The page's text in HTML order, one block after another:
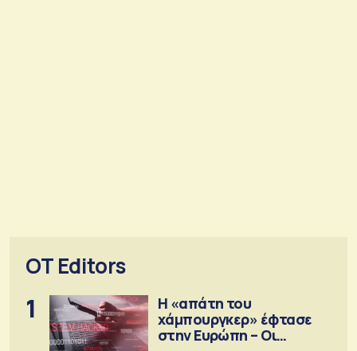
OT Editors
1
Η «απάτη του
χάμπουργκερ» έφτασε
στην Ευρώπη – Οι